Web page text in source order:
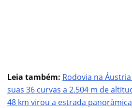
Leia também: Rodovia na
suas 36 curvas a 2.504 m de
48 km virou a estrada